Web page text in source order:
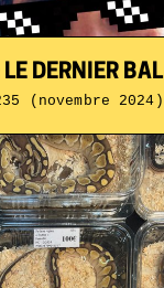
DERNIER BAL
(novembre 2024)